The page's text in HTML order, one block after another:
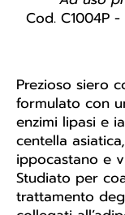
Cod. C1004P
Prezioso siero
formulato con
enzimi lipasi e
centella
ippocastano e
Studiato per
trattamento